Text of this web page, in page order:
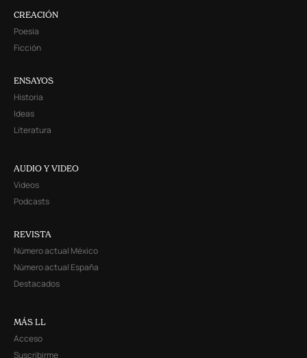
CREACIÓN
Poesía
Ficción
ENSAYOS
Historia
Ideas
Literatura
AUDIO Y VIDEO
Videos
Podcasts
REVISTA
Número actual México
Número actual España
Destacados
MÁS LL
Acceso
Suscribirme